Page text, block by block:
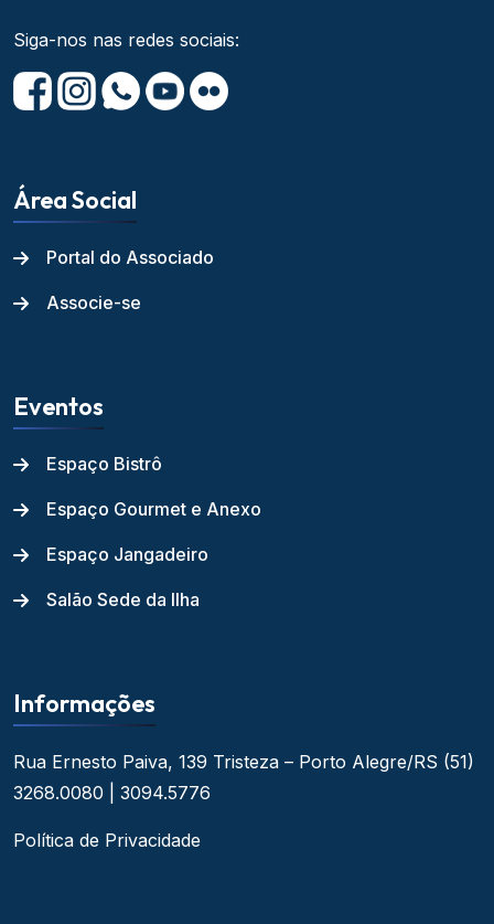
Siga-nos nas redes sociais:
Área Social
Portal do Associado
Associe-se
Eventos
Espaço Bistrô
Espaço Gourmet e Anexo
Espaço Jangadeiro
Salão Sede da Ilha
Informações
Rua Ernesto Paiva, 139 Tristeza – Porto Alegre/RS (51)
3268.0080 | 3094.5776
Política de Privacidade